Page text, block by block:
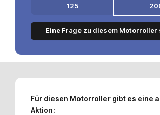
125
Eine Frage zu diesem Motorroller
Für diesen Motorroller gibt es eine
Aktion: